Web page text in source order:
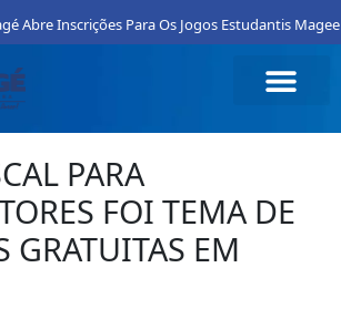
Inscrições Para Os Jogos Estudantis
PARA
FOI TEMA DE
GRATUITAS EM